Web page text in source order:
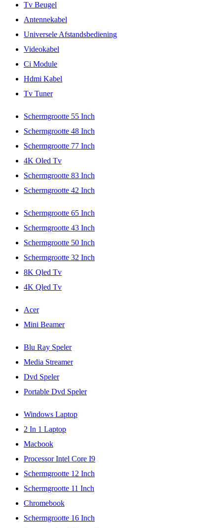
Tv Beugel
Antennekabel
Universele Afstandsbediening
Videokabel
Ci Module
Hdmi Kabel
Tv Tuner
Schermgrootte 55 Inch
Schermgrootte 48 Inch
Schermgrootte 77 Inch
4K Oled Tv
Schermgrootte 83 Inch
Schermgrootte 42 Inch
Schermgrootte 65 Inch
Schermgrootte 43 Inch
Schermgrootte 50 Inch
Schermgrootte 32 Inch
8K Qled Tv
4K Qled Tv
Acer
Mini Beamer
Blu Ray Speler
Media Streamer
Dvd Speler
Portable Dvd Speler
Windows Laptop
2 In 1 Laptop
Macbook
Processor Intel Core I9
Schermgrootte 12 Inch
Schermgrootte 11 Inch
Chromebook
Schermgrootte 16 Inch